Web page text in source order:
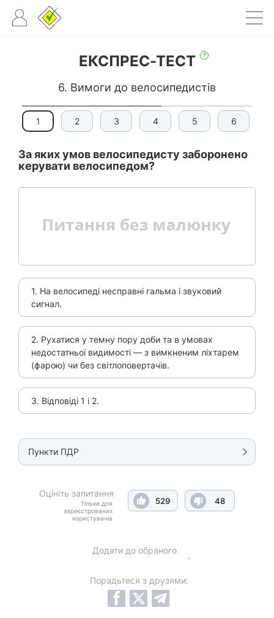
ЕКСПРЕС-ТЕСТ ?
6. Вимоги до велосипедистів
1 2 3 4 5 6
За яких умов велосипедисту заборонено
керувати велосипедом?
1. На велосипеді несправні гальма і звуковий
сигнал.
2. Рухатися у темну пору доби та в умовах
недостатньої видимості — з вимкненим ліхтарем
(фарою) чи без світлоповертачів.
3. Відповіді 1 і 2.
Пункти ПДР
Оцініть запитання
Тільки для
зареєстрованих
користувачів
529 48
Додати до обраного
Порадьтеся з друзями: